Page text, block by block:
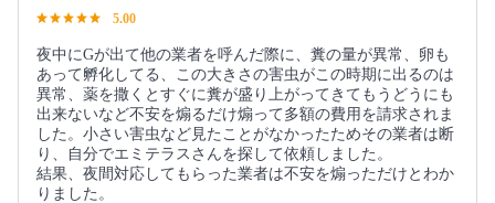
5.00
夜中にGが出て他の業者を呼んだ際に、糞の量が異常、卵も
あって孵化してる、この大きさの害虫がこの時期に出るのは
異常、薬を撒くとすぐに糞が盛り上がってきてもうどうにも
出来ないなど不安を煽るだけ煽って多額の費用を請求されま
した。小さい害虫など見たことがなかったためその業者は断
り、自分でエミテラスさんを探して依頼しました。
結果、夜間対応してもらった業者は不安を煽っただけとわか
りました。